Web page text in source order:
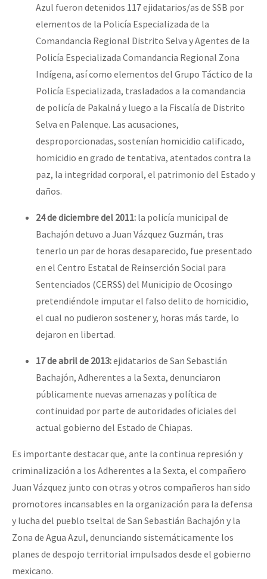
Azul fueron detenidos 117 ejidatarios/as de SSB por
elementos de la Policía Especializada de la
Comandancia Regional Distrito Selva y Agentes de la
Policía Especializada Comandancia Regional Zona
Indígena, así como elementos del Grupo Táctico de la
Policía Especializada, trasladados a la comandancia
de policía de Pakalná y luego a la Fiscalía de Distrito
Selva en Palenque. Las acusaciones,
desproporcionadas, sostenían homicidio calificado,
homicidio en grado de tentativa, atentados contra la
paz, la integridad corporal, el patrimonio del Estado y
daños.
24 de diciembre del 2011: la policía municipal de
Bachajón detuvo a Juan Vázquez Guzmán, tras
tenerlo un par de horas desaparecido, fue presentado
en el Centro Estatal de Reinserción Social para
Sentenciados (CERSS) del Municipio de Ocosingo
pretendiéndole imputar el falso delito de homicidio,
el cual no pudieron sostener y, horas más tarde, lo
dejaron en libertad.
17 de abril de 2013:ejidatarios de San Sebastián
Bachajón, Adherentes a la Sexta, denunciaron
públicamente nuevas amenazas y política de
continuidad por parte de autoridades oficiales del
actual gobierno del Estado de Chiapas.
Es importante destacar que, ante la continua represión y
criminalización a los Adherentes a la Sexta, el compañero
Juan Vázquez junto con otras y otros compañeros han sido
promotores incansables en la organización para la defensa
y lucha del pueblo tseltal de San Sebastián Bachajón y la
Zona de Agua Azul, denunciando sistemáticamente los
planes de despojo territorial impulsados desde el gobierno
mexicano.